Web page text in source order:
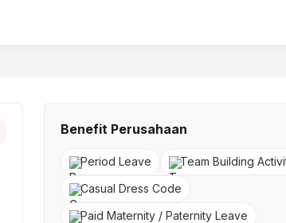
Benefit Perusahaan
Period Leave
Team Building
Casual Dress Code
Paid Maternity / Paternity Leave